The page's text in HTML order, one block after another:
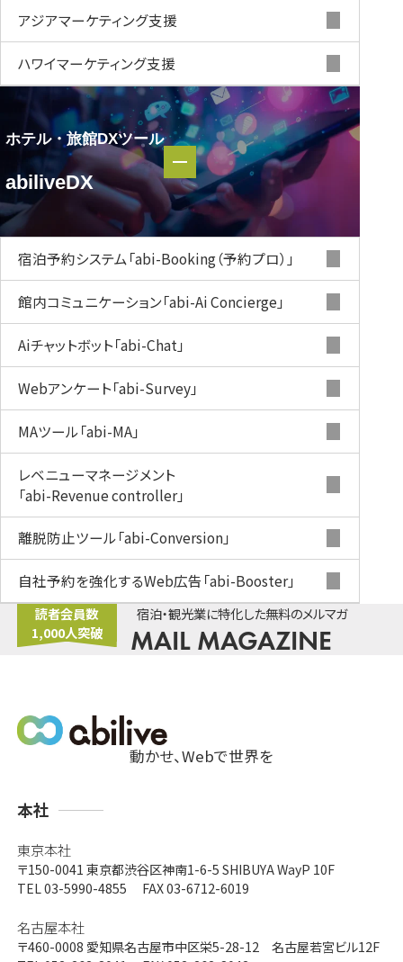
アジアマーケティング支援
ハワイマーケティング支援
ホテル・
旅館DXツール
abiliveDX
ホテル・旅館DXツール
abiliveDX
宿泊予約システム 「abi-Booking（予約プロ）」
館内コミュニケーション「abi-Ai Concierge」
Aiチャットボット「abi-Chat」
Webアンケート「abi-Survey」
MAツール「abi-MA」
レベニューマネージメント
「abi-Revenue controller」
離脱防止ツール「abi-Conversion」
自社予約を強化するWeb広告 「abi-Booster」
宿泊・観光業に特化した無料のメルマガ
MAIL MAGAZINE
読者会員数
1,000人突破
動かせ、Webで世界を
支
本社
東京本社
〒150-0041 東京都渋谷区神南1-6-5 SHIBUYA WayP 10F
TEL 03-5990-4855 FAX 03-6712-6019
名古屋本社
〒460-0008 愛知県名古屋市中区栄5-28-12 名古屋若宮ビル12F